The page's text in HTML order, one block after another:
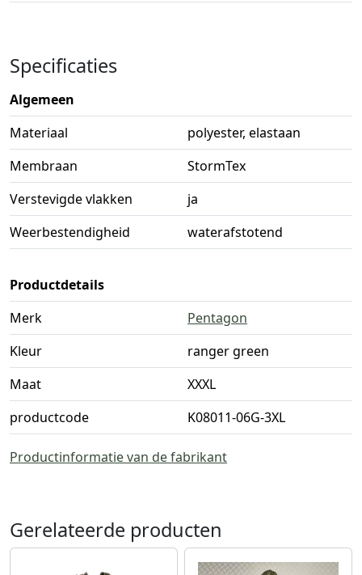
Specificaties
Algemeen
Materiaal
polyester, elastaan
Membraan
StormTex
Verstevigde vlakken
ja
Weerbestendigheid
waterafstotend
Productdetails
Merk
Pentagon
Kleur
ranger green
Maat
XXXL
productcode
K08011-06G-3XL
Productinformatie van de fabrikant
Gerelateerde producten